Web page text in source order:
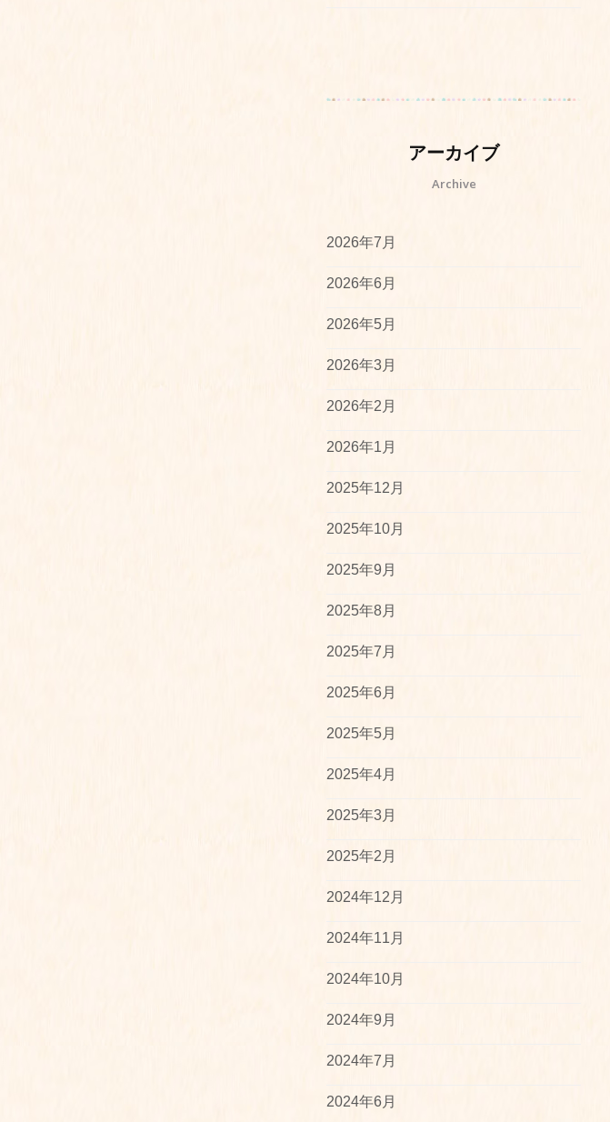
アーカイブ
Archive
2026年7月
2026年6月
2026年5月
2026年3月
2026年2月
2026年1月
2025年12月
2025年10月
2025年9月
2025年8月
2025年7月
2025年6月
2025年5月
2025年4月
2025年3月
2025年2月
2024年12月
2024年11月
2024年10月
2024年9月
2024年7月
2024年6月